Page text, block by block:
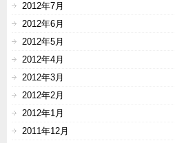
2012年7月
2012年6月
2012年5月
2012年4月
2012年3月
2012年2月
2012年1月
2011年12月